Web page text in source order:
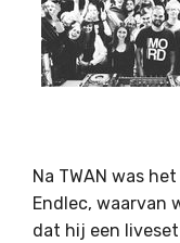
Na TWAN was
Endlec, waarvan
dat hij een